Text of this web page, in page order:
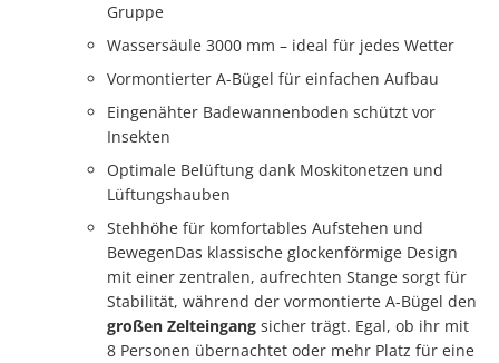
Gruppe
Wassersäule 3000 mm – ideal für jedes Wetter
Vormontierter A-Bügel für einfachen Aufbau
Eingenähter Badewannenboden schützt vor
Insekten
Optimale Belüftung dank Moskitonetzen und
Lüftungshauben
Stehhöhe für komfortables Aufstehen und
BewegenDas klassische glockenförmige Design
mit einer zentralen, aufrechten Stange sorgt für
Stabilität, während der vormontierte A-Bügel den
großen Zelteingang sicher trägt. Egal, ob ihr mit
8 Personen übernachtet oder mehr Platz für eine